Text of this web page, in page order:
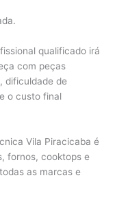
qualificado irá
com peças
dificuldade de
o custo final
Vila Piracicaba é
fornos, cooktops e
as marcas e